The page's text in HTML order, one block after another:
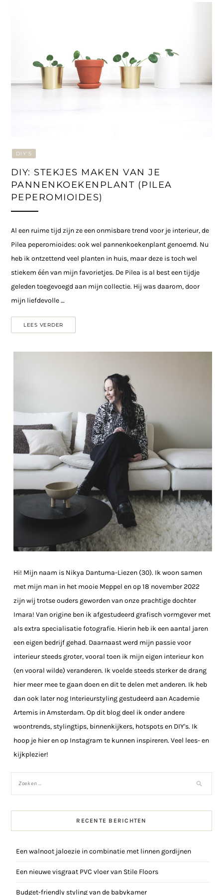
DIY'S
DIY: STEKJES MAKEN VAN JE
PANNENKOEKENPLANT (PILEA
PEPEROMIOIDES)
Al een ruime tijd zijn ze een onmisbare trend voor je interieur, de
Pilea peperomioides: ook wel pannenkoekenplant genoemd. Nu
heb ik ontzettend veel planten in huis, maar deze is toch wel
stiekem één van mijn favorietjes. De Pilea is al best een tijdje
geleden toegevoegd aan mijn collectie. Hij was daarom, door
mijn liefdevolle …
LEES VERDER
Hi! Mijn naam is Nikya Dantuma-Liezen (30). Ik woon samen
met mijn man in het mooie Meppel en op 18 november 2022
zijn wij trotse ouders geworden van onze prachtige dochter
Imara! Van origine ben ik afgestudeerd grafisch vormgever met
als extra specialisatie fotografie. Hierin heb ik een aantal jaren
een eigen bedrijf gehad. Daarnaast werd mijn passie voor
interieur steeds groter, vooral toen ik mijn eigen interieur kon
(en vooral wilde) veranderen. Ik voelde steeds sterker de drang
hier meer mee te gaan doen en dit te delen met anderen. Ik heb
dan ook later nog Interieurstyling gestudeerd aan Academie
Artemis in Amsterdam. Op dit blog deel ik onder andere
woontrends, stylingtips, binnenkijkers, hotspots en DIY's. Ik
hoop je hier en op Instagram te kunnen inspireren. Veel lees- en
kijkplezier!
RECENTE BERICHTEN
Een walnoot jaloezie in combinatie met linnen gordijnen
Een nieuwe visgraat PVC vloer van Stile Floors
Budget-friendly styling van de babykamer